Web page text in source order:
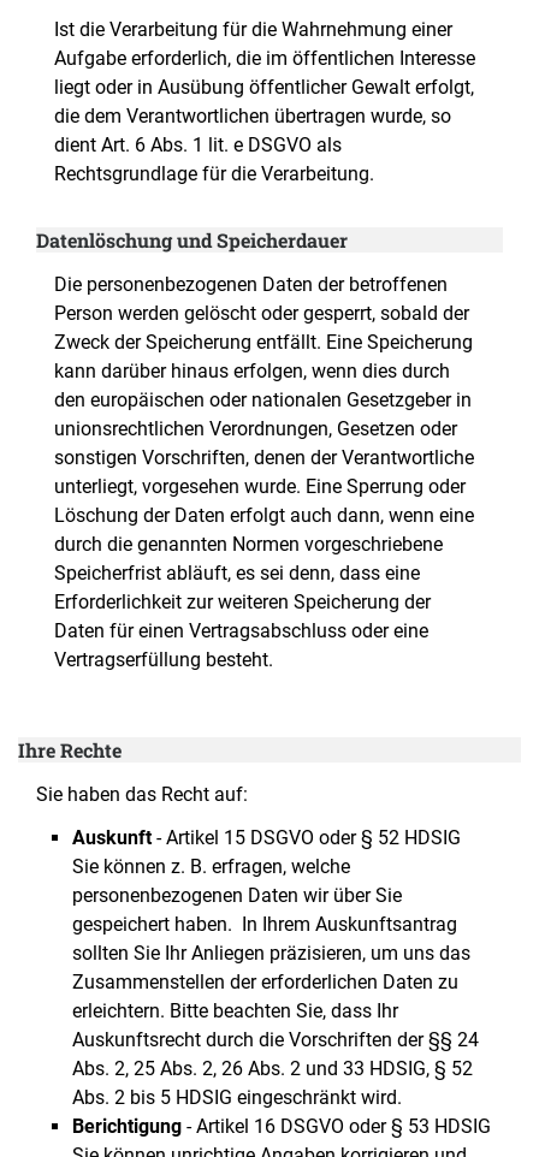
Ist die Verarbeitung für die Wahrnehmung einer
Aufgabe erforderlich, die im öffentlichen Interesse
liegt oder in Ausübung öffentlicher Gewalt erfolgt,
die dem Verantwortlichen übertragen wurde, so
dient Art. 6 Abs. 1 lit. e DSGVO als
Rechtsgrundlage für die Verarbeitung.
Datenlöschung und Speicherdauer
Die personenbezogenen Daten der betroffenen
Person werden gelöscht oder gesperrt, sobald der
Zweck der Speicherung entfällt. Eine Speicherung
kann darüber hinaus erfolgen, wenn dies durch
den europäischen oder nationalen Gesetzgeber in
unionsrechtlichen Verordnungen, Gesetzen oder
sonstigen Vorschriften, denen der Verantwortliche
unterliegt, vorgesehen wurde. Eine Sperrung oder
Löschung der Daten erfolgt auch dann, wenn eine
durch die genannten Normen vorgeschriebene
Speicherfrist abläuft, es sei denn, dass eine
Erforderlichkeit zur weiteren Speicherung der
Daten für einen Vertragsabschluss oder eine
Vertragserfüllung besteht.
Ihre Rechte
Sie haben das Recht auf:
Auskunft- Artikel 15 DSGVO oder § 52 HDSIG
Sie können z. B. erfragen, welche
personenbezogenen Daten wir über Sie
gespeichert haben. In Ihrem Auskunftsantrag
sollten Sie Ihr Anliegen präzisieren, um uns das
Zusammenstellen der erforderlichen Daten zu
erleichtern. Bitte beachten Sie, dass Ihr
Auskunftsrecht durch die Vorschriften der §§ 24
Abs. 2, 25 Abs. 2, 26 Abs. 2 und 33 HDSIG, § 52
Abs. 2 bis 5 HDSIG eingeschränkt wird.
Berichtigung - Artikel 16 DSGVO oder § 53 HDSIG